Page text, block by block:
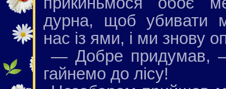
дурна, щоб убивати
нас із ями, і ми знову
— Добре придумав,
гайнемо до лісу!